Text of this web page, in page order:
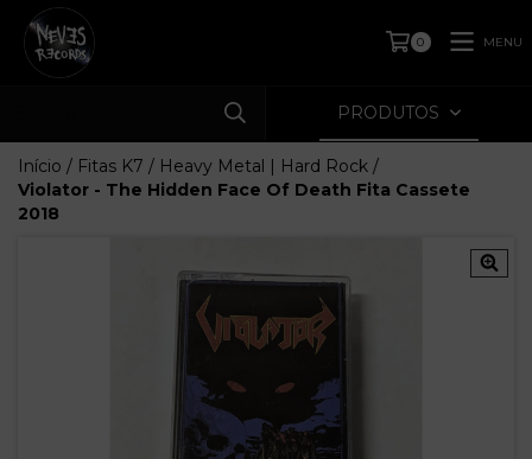
0 MENU
PRODUTOS
Início / Fitas K7 / Heavy Metal | Hard Rock /
Violator - The Hidden Face Of Death Fita Cassete
2018